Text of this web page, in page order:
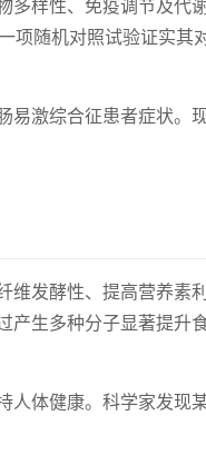
样性、免疫调节及代
项随机对照试验证实其
易激综合征患者症状。
维发酵性、提高营养素
生多种分子显著提升
体健康。科学家发现